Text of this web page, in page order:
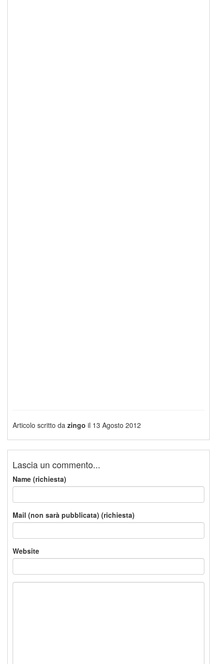
Articolo scritto da zingo il 13 Agosto 2012
Lascia un commento...
Name (richiesta)
Mail (non sarà pubblicata) (richiesta)
Website